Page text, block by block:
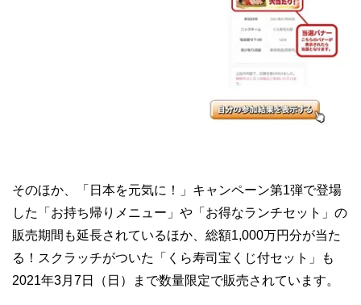
そのほか、「日本を元気に！」キャンペーン第1弾で登場
した「お持ち帰りメニュー」や「お得なランチセット」の
販売期間も延長されているほか、総額1,000万円分が当た
る！スクラッチがついた「くら寿司宝くじ付セット」も
2021年3月7日（日）まで数量限定で販売されています。